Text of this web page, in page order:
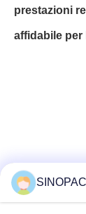
prestazioni
affidabile